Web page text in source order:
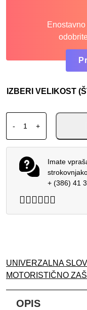
IZBERI VELIKOST
-
DAINESE
+
Imate
+ (386) 41
UNIVERZALNA
MOTORISTIČNO
OPIS